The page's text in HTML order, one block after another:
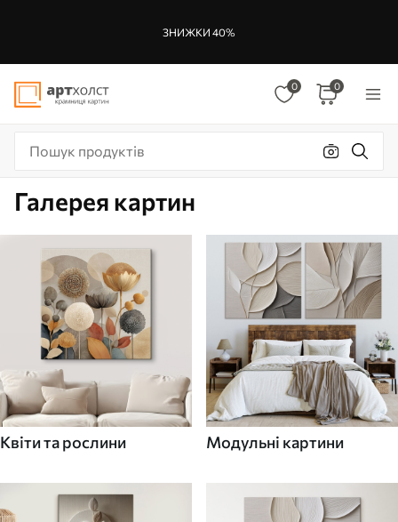
ЗНИЖКИ 40%
0 0
Галерея картин
Квіти та рослини Модульні картини